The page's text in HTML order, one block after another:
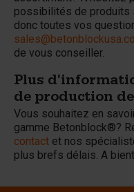
possibilités de produits
donc toutes vos
de vous conseiller.
Plus
de production
Vous souhaitez en
gamme Betonblock®?
contact et nos
plus brefs délais. A